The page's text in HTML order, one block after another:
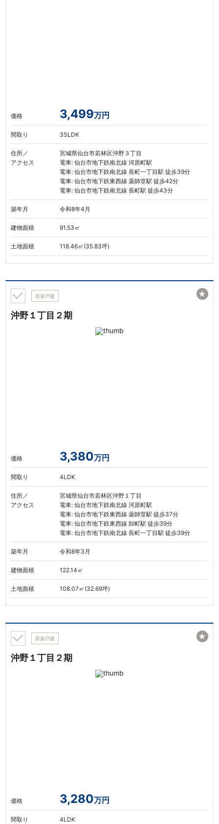
価格 3,499万円
間取り 3SLDK
住所／
アクセス
宮城県仙台市若林区沖野３丁目
電車: 仙台市地下鉄南北線 河原町駅
電車: 仙台市地下鉄南北線 長町一丁目駅 徒歩39分
電車: 仙台市地下鉄東西線 薬師堂駅 徒歩42分
電車: 仙台市地下鉄南北線 長町駅 徒歩43分
築年月 令和8年4月
建物面積 91.53㎡
土地面積 118.46㎡(35.83坪)
新築戸建
沖野１丁目２期
価格 3,380万円
間取り 4LDK
住所／
アクセス
宮城県仙台市若林区沖野１丁目
電車: 仙台市地下鉄南北線 河原町駅
電車: 仙台市地下鉄東西線 薬師堂駅 徒歩37分
電車: 仙台市地下鉄東西線 卸町駅 徒歩39分
電車: 仙台市地下鉄南北線 長町一丁目駅 徒歩39分
築年月 令和8年3月
建物面積 122.14㎡
土地面積 108.07㎡(32.69坪)
★
新築戸建
沖野１丁目２期
価格 3,280万円
間取り 4LDK
★